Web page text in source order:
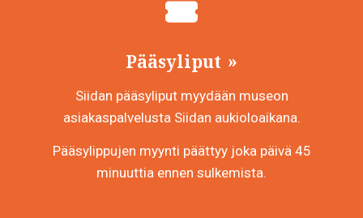
Pääsyliput
Siidan pääsyliput myydään museon
asiakaspalvelusta Siidan aukioloaikana.
Pääsylippujen myynti päättyy joka päivä 45
minuuttia ennen sulkemista.